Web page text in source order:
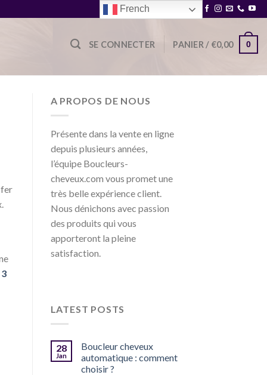
FAQ Contact
SE CONNECTER PANIER / €0,00 0
fer
3
A PROPOS DE NOUS
Présente dans la vente en ligne
depuis plusieurs années,
l’équipe Boucleurs-
cheveux.com vous promet une
très belle expérience client.
Nous dénichons avec passion
des produits qui vous
apporteront la pleine
satisfaction.
LATEST POSTS
28
Jan
Boucleur cheveux
automatique : comment
choisir ?
French